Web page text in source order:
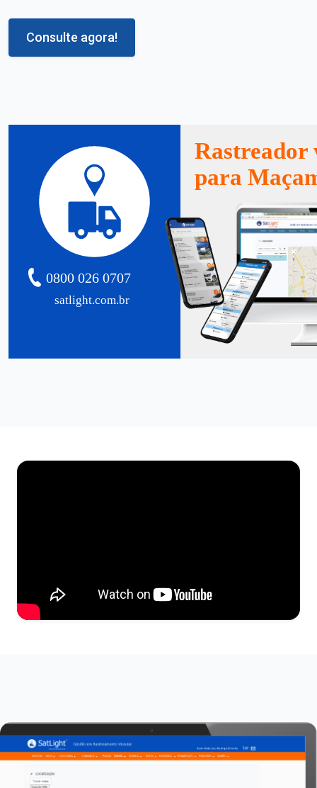
Consulte agora!
satlight.com.br
0800 026 0707
Rastreador
para